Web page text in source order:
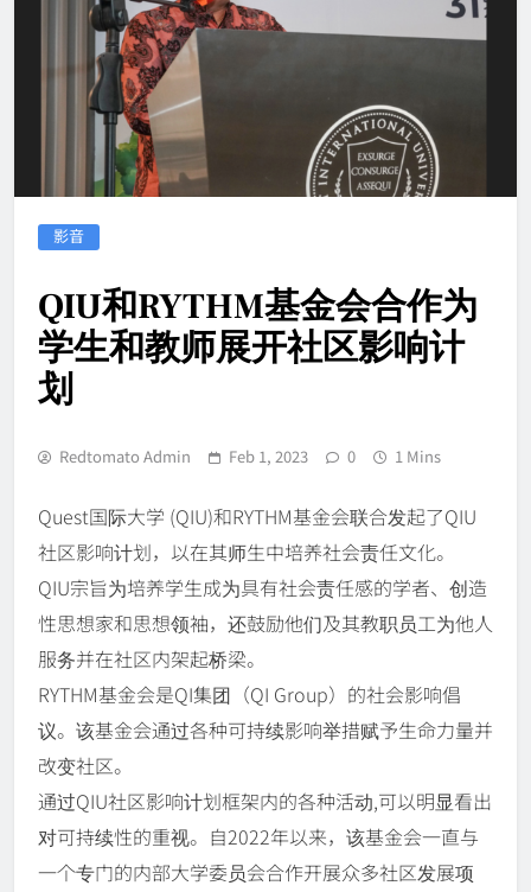
影音
QIU和RYTHM基金会合作为
学生和教师展开社区影响计
划
Redtomato Admin Feb 1, 2023 0 1 Mins
Quest国际大学 (QIU)和RYTHM基金会联合发起了QIU
社区影响计划，以在其师生中培养社会责任文化。
QIU宗旨为培养学生成为具有社会责任感的学者、创造
性思想家和思想领袖，还鼓励他们及其教职员工为他人
服务并在社区内架起桥梁。
RYTHM基金会是QI集团（QI Group）的社会影响倡
议。该基金会通过各种可持续影响举措赋予生命力量并
改变社区。
通过QIU社区影响计划框架内的各种活动,可以明显看出
对可持续性的重视。自2022年以来，该基金会一直与
一个专门的内部大学委员会合作开展众多社区发展项